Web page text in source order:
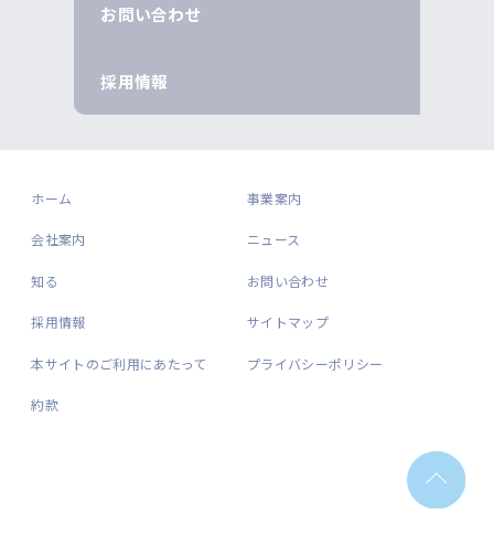
お問い合わせ
採用情報
ホーム 事業案内
会社案内 ニュース
知る お問い合わせ
採用情報 サイトマップ
本サイトのご利用にあたって プライバシーポリシー
約款